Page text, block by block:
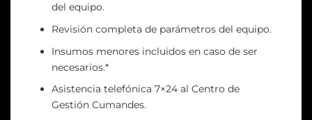
del equipo.
Revisión completa de parámetros del equipo.
Insumos menores incluidos en caso de ser
necesarios.*
Asistencia telefónica 7×24 al Centro de
Gestión Cumandes.